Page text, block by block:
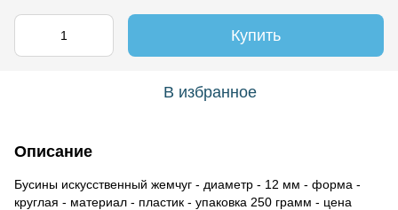
Купить
В избранное
Описание
Бусины искусственный жемчуг - диаметр - 12 мм - форма -
круглая - материал - пластик - упаковка 250 грамм - цена